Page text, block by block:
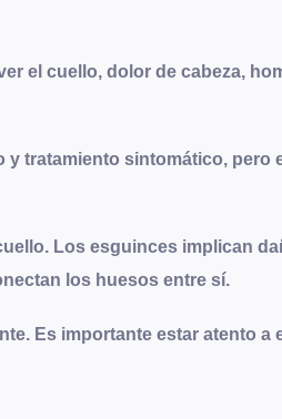
el cuello, dolor de cabeza,
tratamiento sintomático, pero
Los esguinces implican
los huesos entre sí.
Es importante estar atento a